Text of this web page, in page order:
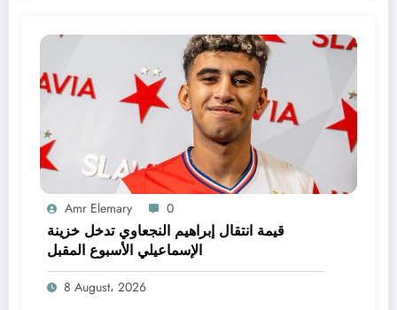
Amr Elemary 0
قيمة انتقال إبراهيم النجعاوي تدخل خزينة
الإسماعيلي الأسبوع المقبل
8 August، 2026